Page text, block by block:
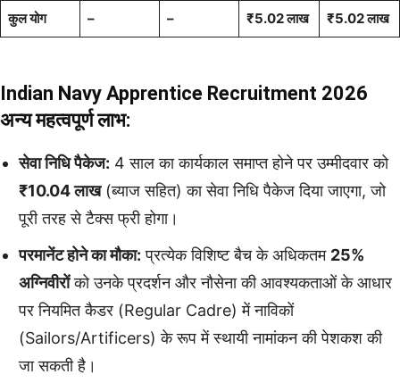
कुल योग – – ₹5.02 लाख ₹5.02 लाख
Indian Navy Apprentice Recruitment 2026
अन्य महत्वपूर्ण लाभ:
सेवा निधि पैकेज: 4 साल का कार्यकाल समाप्त होने पर उम्मीदवार को
₹10.04 लाख(ब्याज सहित) का सेवा निधि पैकेज दिया जाएगा, जो
पूरी तरह से टैक्स फ्री होगा।
परमानेंट होने का मौका: प्रत्येक विशिष्ट बैच के अधिकतम 25%
अग्निवीरोंको उनके प्रदर्शन और नौसेना की आवश्यकताओं के आधार
पर नियमित कैडर (Regular Cadre) में नाविकों
(Sailors/Artificers) के रूप में स्थायी नामांकन की पेशकश की
जा सकती है।